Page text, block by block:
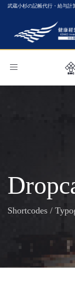
武蔵小杉の記帳代行・給与計
Toggle
Shortcodes /